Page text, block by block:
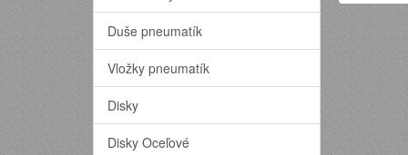
Duše pneumatík
Vložky pneumatík
Disky
Disky Oceľové